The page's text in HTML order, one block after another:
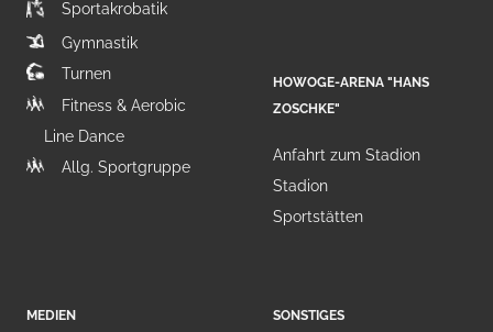
Sportakrobatik
Gymnastik
Turnen
Fitness & Aerobic
Line Dance
Allg. Sportgruppe
HOWOGE-ARENA "HANS
ZOSCHKE"
Anfahrt zum Stadion
Stadion
Sportstätten
MEDIEN SONSTIGES